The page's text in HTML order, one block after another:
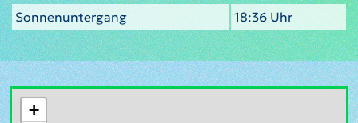
Sonnenuntergang
18:36 Uhr
+